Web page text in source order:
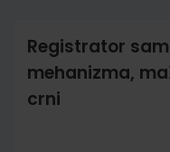
Registrator
mehanizma,
crni